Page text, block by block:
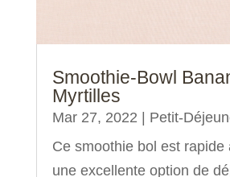
Smoothie-Bowl
Myrtilles
Mar 27, 2022
Petit-
Ce smoothie bol est rapide
une excellente option de